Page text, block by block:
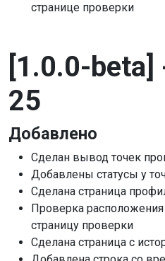
странице проверки
[1.0.0-
25
Добавлено
Сделан вывод точек
Добавлены статусы у
Сделана страница
Проверка
страницу проверки
Сделана страница с